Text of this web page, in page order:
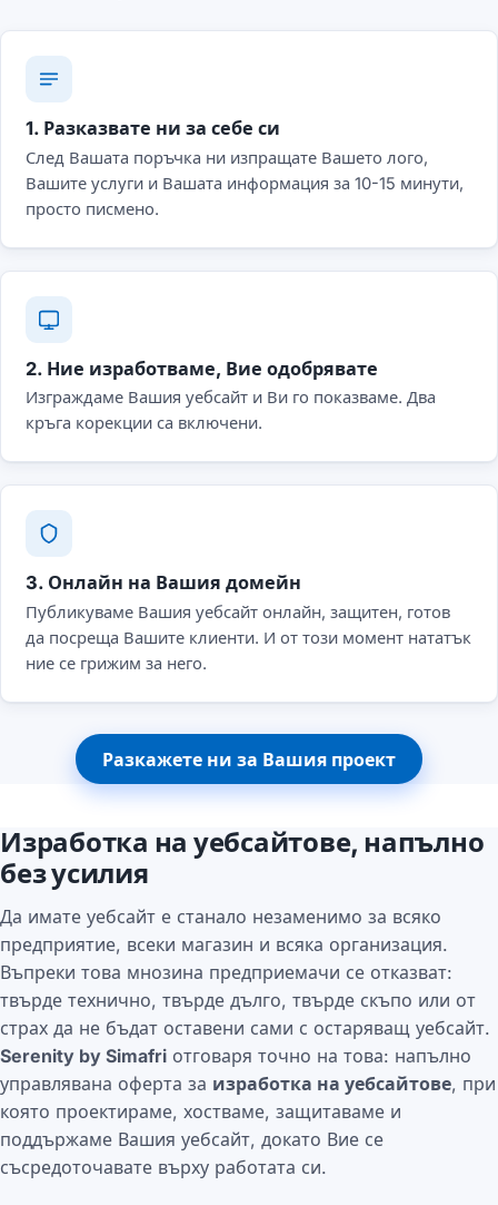
1. Разказвате ни за себе си
След Вашата поръчка ни изпращате Вашето лого,
Вашите услуги и Вашата информация за 10-15 минути,
просто писмено.
2. Ние изработваме, Вие одобрявате
Изграждаме Вашия уебсайт и Ви го показваме. Два
кръга корекции са включени.
3. Онлайн на Вашия домейн
Публикуваме Вашия уебсайт онлайн, защитен, готов
да посреща Вашите клиенти. И от този момент нататък
ние се грижим за него.
Разкажете ни за Вашия проект
Изработка на уебсайтове, напълно
без усилия
Да имате уебсайт е станало незаменимо за всяко
предприятие, всеки магазин и всяка организация.
Въпреки това мнозина предприемачи се отказват:
твърде технично, твърде дълго, твърде скъпо или от
страх да не бъдат оставени сами с остаряващ уебсайт.
Serenity by Simafri отговаря точно на това: напълно
управлявана оферта за изработка на уебсайтове, при
която проектираме, хостваме, защитаваме и
поддържаме Вашия уебсайт, докато Вие се
съсредоточавате върху работата си.